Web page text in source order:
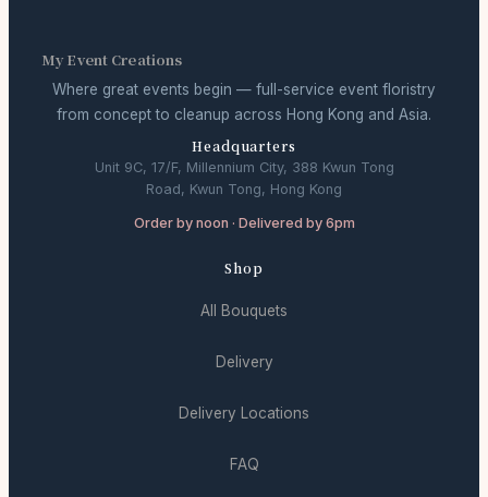
My Event Creations
Where great events begin — full-service event floristry
from concept to cleanup across Hong Kong and Asia.
Headquarters
Unit 9C, 17/F, Millennium City, 388 Kwun Tong
Road, Kwun Tong, Hong Kong
Order by noon · Delivered by 6pm
Shop
All Bouquets
Delivery
Delivery Locations
FAQ